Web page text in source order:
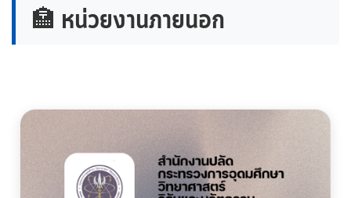
🏣 หน่วยงานภายนอก